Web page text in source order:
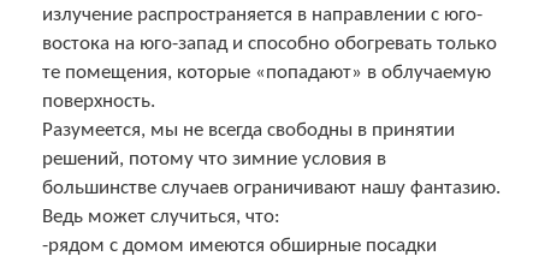
излучение распространяется в направлении с юго-
востока на юго-запад и способно обогревать только
те помещения, которые «попадают» в облучаемую
поверхность.
Разумеется, мы не всегда свободны в принятии
решений, потому что зимние условия в
большинстве случаев ограничивают нашу фантазию.
Ведь может случиться, что:
-рядом с домом имеются обширные посадки